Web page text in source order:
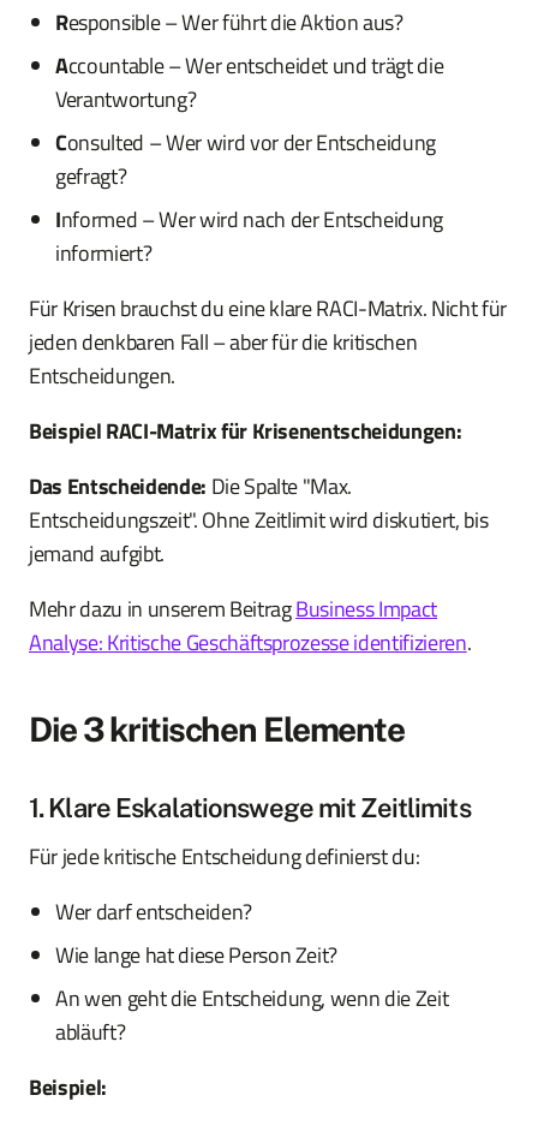
Responsible – Wer führt die Aktion aus?
Accountable – Wer entscheidet und trägt die
Verantwortung?
Consulted – Wer wird vor der Entscheidung
gefragt?
Informed – Wer wird nach der Entscheidung
informiert?
Für Krisen brauchst du eine klare RACI-Matrix. Nicht für
jeden denkbaren Fall – aber für die kritischen
Entscheidungen.
Beispiel RACI-Matrix für Krisenentscheidungen:
Das Entscheidende: Die Spalte "Max.
Entscheidungszeit". Ohne Zeitlimit wird diskutiert, bis
jemand aufgibt.
Mehr dazu in unserem BeitragBusiness Impact
Analyse: Kritische Geschäftsprozesse identifizieren.
Die 3 kritischen Elemente
1. Klare Eskalationswege mit Zeitlimits
Für jede kritische Entscheidung definierst du:
Wer darf entscheiden?
Wie lange hat diese Person Zeit?
An wen geht die Entscheidung, wenn die Zeit
abläuft?
Beispiel: